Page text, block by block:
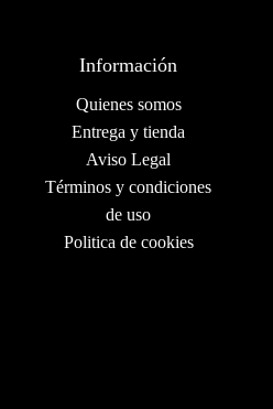
Información
Quienes somos
Entrega y tienda
Aviso Legal
Términos y condiciones
de uso
Politica de cookies